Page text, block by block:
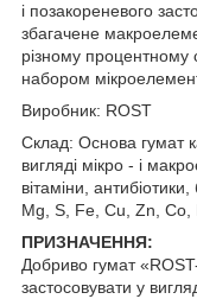
і позакореневого
збагачене
різному процентному
набором
Виробник: ROST
Склад: Основа гумат
вигляді мікро - і
вітаміни,
Mg, S, Fe, Cu, Zn, Co,
ПРИЗНАЧЕННЯ:
Добриво гумат
застосовувати у